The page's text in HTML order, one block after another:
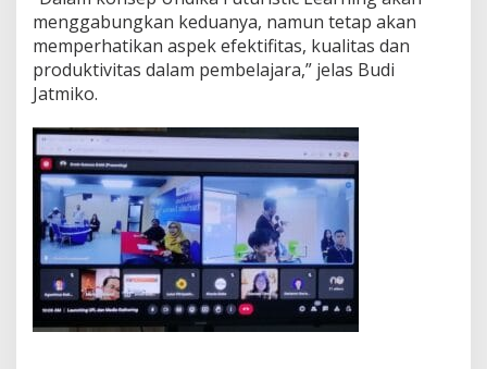
a
n
H
y
i
d
a
n
B
e
d
e
menggabungkan keduanya, namun tetap akan
memperhatikan aspek efektifitas, kualitas dan
produktivitas dalam pembelajara,” jelas Budi
Jatmiko.